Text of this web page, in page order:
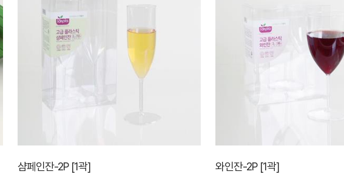
샴페인잔-2P [1곽] 와인잔-2P [1곽]